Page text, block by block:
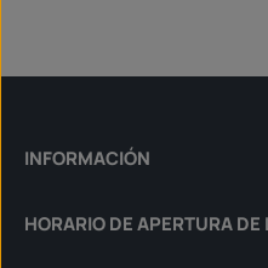
INFORMACIÓN
HORARIO DE APERTURA